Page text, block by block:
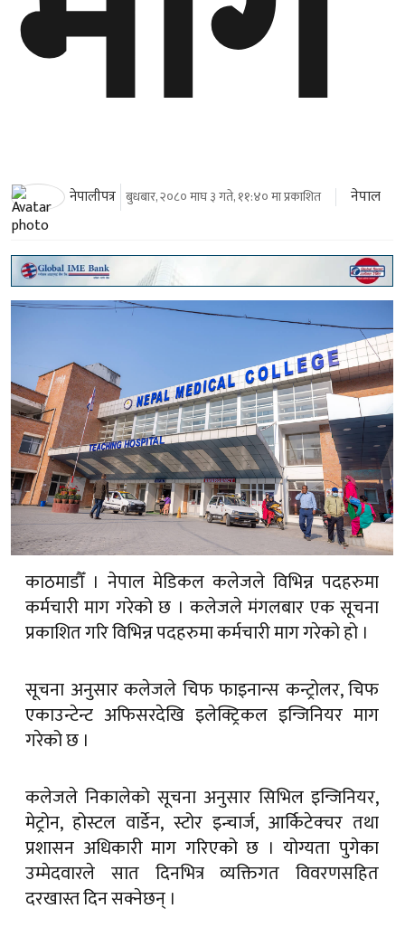
नेपालीपत्र बुधबार, २०८० माघ ३ गते, ११:४० मा प्रकाशित नेपाल
काठमाडौँ । नेपाल मेडिकल कलेजले विभिन्न पदहरुमा
कर्मचारी माग गरेको छ । कलेजले मंगलबार एक सूचना
प्रकाशित गरि विभिन्न पदहरुमा कर्मचारी माग गरेको हो ।
सूचना अनुसार कलेजले चिफ फाइनान्स कन्ट्रोलर, चिफ
एकाउन्टेन्ट अफिसरदेखि इलेक्ट्रिकल इन्जिनियर माग
गरेको छ ।
कलेजले निकालेको सूचना अनुसार सिभिल इन्जिनियर,
मेट्रोन, होस्टल वार्डेन, स्टोर इन्चार्ज, आर्किटेक्चर तथा
प्रशासन अधिकारी माग गरिएको छ । योग्यता पुगेका
उम्मेदवारले सात दिनभित्र व्यक्तिगत विवरणसहित
दरखास्त दिन सक्नेछन् ।